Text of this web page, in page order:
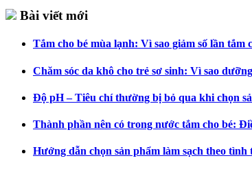
Bài viết mới
Tắm cho bé mùa lạnh: Vì sao giảm số lần tắm
Chăm sóc da khô cho trẻ sơ sinh: Vì sao
Độ pH – Tiêu chí thường bị bỏ qua khi chọn
Thành phần nên có trong nước tắm cho bé:
Hướng dẫn chọn sản phẩm làm sạch theo tình